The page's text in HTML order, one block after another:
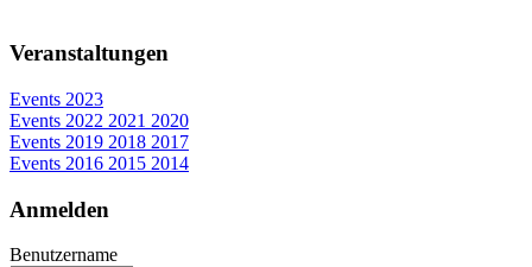
Veranstaltungen
Events 2023
Events 2022 2021 2020
Events 2019 2018 2017
Events 2016 2015 2014
Anmelden
Benutzername